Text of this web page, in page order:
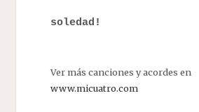
soledad!
Ver más canciones y acordes en
www.micuatro.com